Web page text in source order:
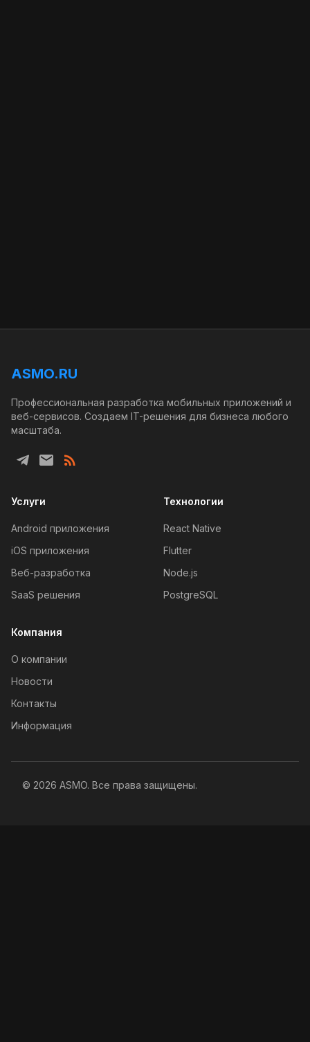
ASMO.RU
Профессиональная разработка мобильных приложений и
веб-сервисов. Создаем IT-решения для бизнеса любого
масштаба.
Услуги
Android приложения
iOS приложения
Веб-разработка
SaaS решения
Технологии
React Native
Flutter
Node.js
PostgreSQL
Компания
О компании
Новости
Контакты
Информация
© 2026 ASMO. Все права защищены.